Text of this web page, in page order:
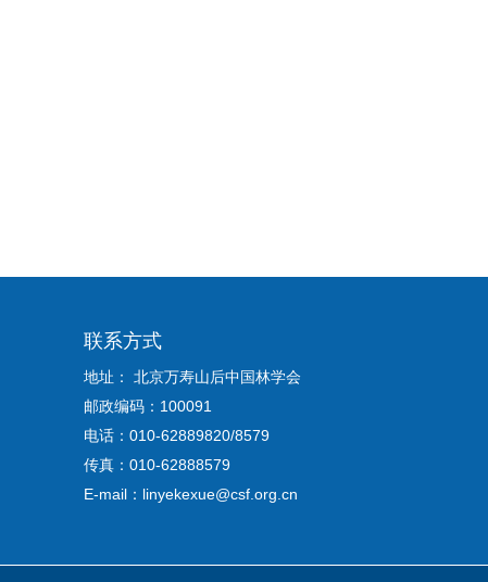
联系方式
地址： 北京万寿山后中国林学会
邮政编码：100091
电话：010-62889820/8579
传真：010-62888579
E-mail：linyekexue@csf.org.cn